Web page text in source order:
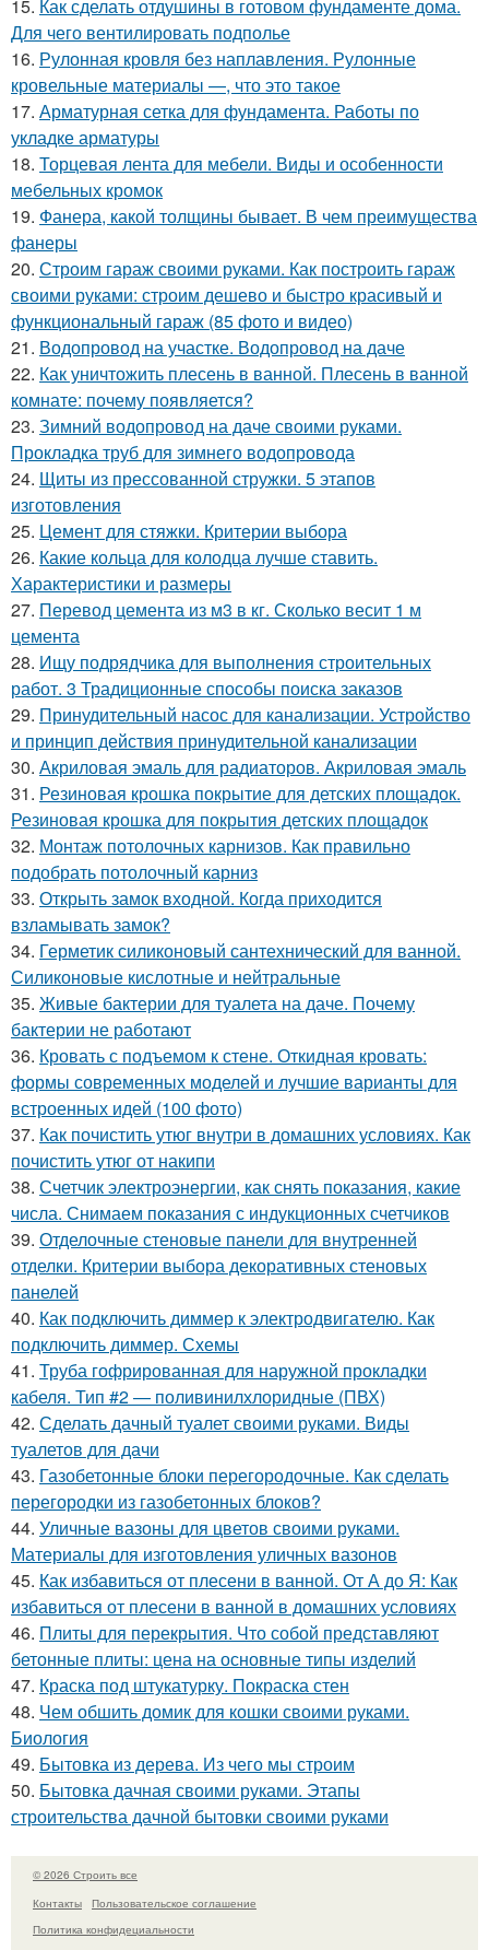
15. Как сделать отдушины в готовом фундаменте дома.
Для чего вентилировать подполье
16. Рулонная кровля без наплавления. Рулонные
кровельные материалы —, что это такое
17. Арматурная сетка для фундамента. Работы по
укладке арматуры
18. Торцевая лента для мебели. Виды и особенности
мебельных кромок
19. Фанера, какой толщины бывает. В чем преимущества
фанеры
20. Строим гараж своими руками. Как построить гараж
своими руками: строим дешево и быстро красивый и
функциональный гараж (85 фото и видео)
21. Водопровод на участке. Водопровод на даче
22. Как уничтожить плесень в ванной. Плесень в ванной
комнате: почему появляется?
23. Зимний водопровод на даче своими руками.
Прокладка труб для зимнего водопровода
24. Щиты из прессованной стружки. 5 этапов
изготовления
25. Цемент для стяжки. Критерии выбора
26. Какие кольца для колодца лучше ставить.
Характеристики и размеры
27. Перевод цемента из м3 в кг. Сколько весит 1 м
цемента
28. Ищу подрядчика для выполнения строительных
работ. 3 Традиционные способы поиска заказов
29. Принудительный насос для канализации. Устройство
и принцип действия принудительной канализации
30. Акриловая эмаль для радиаторов. Акриловая эмаль
31. Резиновая крошка покрытие для детских площадок.
Резиновая крошка для покрытия детских площадок
32. Монтаж потолочных карнизов. Как правильно
подобрать потолочный карниз
33. Открыть замок входной. Когда приходится
взламывать замок?
34. Герметик силиконовый сантехнический для ванной.
Силиконовые кислотные и нейтральные
35. Живые бактерии для туалета на даче. Почему
бактерии не работают
36. Кровать с подъемом к стене. Откидная кровать:
формы современных моделей и лучшие варианты для
встроенных идей (100 фото)
37. Как почистить утюг внутри в домашних условиях. Как
почистить утюг от накипи
38. Счетчик электроэнергии, как снять показания, какие
числа. Снимаем показания с индукционных счетчиков
39. Отделочные стеновые панели для внутренней
отделки. Критерии выбора декоративных стеновых
панелей
40. Как подключить диммер к электродвигателю. Как
подключить диммер. Схемы
41. Труба гофрированная для наружной прокладки
кабеля. Тип #2 — поливинилхлоридные (ПВХ)
42. Сделать дачный туалет своими руками. Виды
туалетов для дачи
43. Газобетонные блоки перегородочные. Как сделать
перегородки из газобетонных блоков?
44. Уличные вазоны для цветов своими руками.
Материалы для изготовления уличных вазонов
45. Как избавиться от плесени в ванной. От А до Я: Как
избавиться от плесени в ванной в домашних условиях
46. Плиты для перекрытия. Что собой представляют
бетонные плиты: цена на основные типы изделий
47. Краска под штукатурку. Покраска стен
48. Чем обшить домик для кошки своими руками.
Биология
49. Бытовка из дерева. Из чего мы строим
50. Бытовка дачная своими руками. Этапы
строительства дачной бытовки своими руками
© 2026 Строить все
Контакты
Пользовательское соглашение
Политика конфидециальности